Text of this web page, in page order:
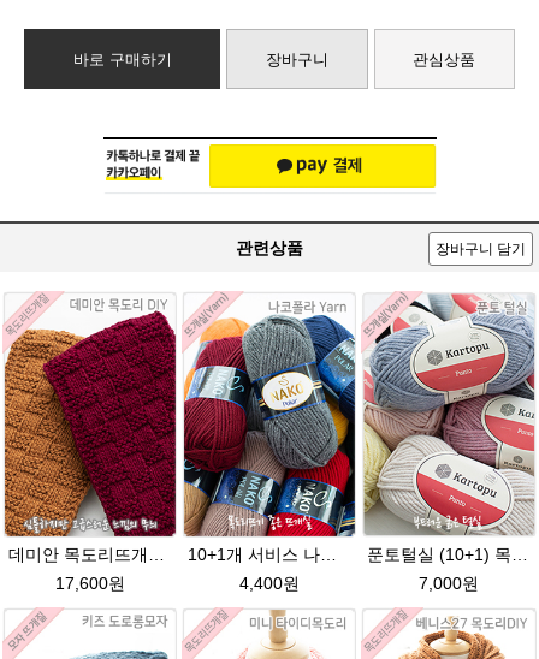
바로 구매하기 장바구니 관심상품
관련상품 장바구니 담기
데미안 목도리뜨개질 패키지 (댄디울4볼+도안+줄바늘8호)
17,600원
10+1개 서비스 나코폴라 털실/폴라뜨개실 목도리뜨개질 수입뜨개실
4,400원
푼토털실 (10+1) 목도리 푼토뜨개실 부드러운실
7,000원